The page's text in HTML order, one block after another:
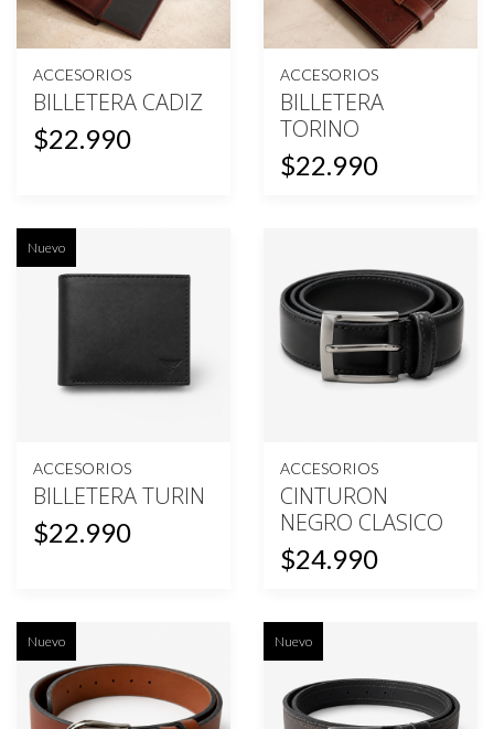
ACCESORIOS
BILLETERA CADIZ
$22.990
ACCESORIOS
BILLETERA
TORINO
$22.990
Nuevo
ACCESORIOS
BILLETERA TURIN
$22.990
ACCESORIOS
CINTURON
NEGRO CLASICO
$24.990
Nuevo Nuevo